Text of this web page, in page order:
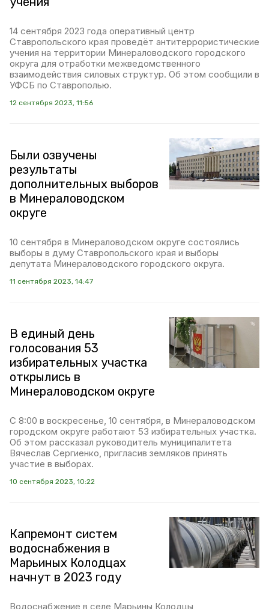
14 сентября 2023 года оперативный центр
Ставропольского края проведёт антитеррористические
учения на территории Минераловодского городского
округа для отработки межведомственного
взаимодействия силовых структур. Об этом сообщили в
УФСБ по Ставрополью.
12 сентября 2023, 11:56
Были озвучены
результаты
дополнительных выборов
в Минераловодском
округе
10 сентября в Минераловодском округе состоялись
выборы в думу Ставропольского края и выборы
депутата Минераловодского городского округа.
11 сентября 2023, 14:47
В единый день
голосования 53
избирательных участка
открылись в
Минераловодском округе
С 8:00 в воскресенье, 10 сентября, в Минераловодском
городском округе работают 53 избирательных участка.
Об этом рассказал руководитель муниципалитета
Вячеслав Сергиенко, пригласив земляков принять
участие в выборах.
10 сентября 2023, 10:22
Капремонт систем
водоснабжения в
Марьиных Колодцах
начнут в 2023 году
Водоснабжение в селе Марьины Колодцы